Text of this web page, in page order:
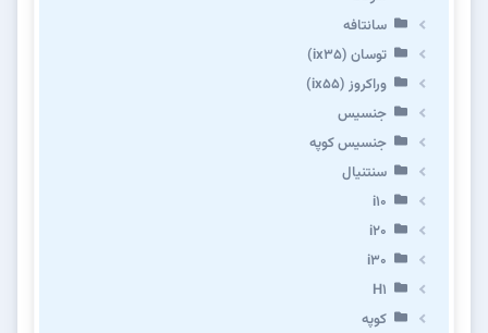
سانتافه
توسان (ix35)
وراکروز (ix55)
جنسیس
جنسیس کوپه
سنتنیال
i10
i20
i30
H1
کوپه